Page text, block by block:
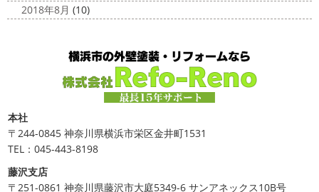
2018年8月 (10)
本社
〒244-0845 神奈川県横浜市栄区金井町1531
TEL：045-443-8198
藤沢支店
〒251-0861 神奈川県藤沢市大庭5349-6 サンアネックス10B号